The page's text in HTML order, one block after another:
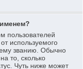
пользователей
используемого
званию. Обычно
то, сколько
Чуть ниже может